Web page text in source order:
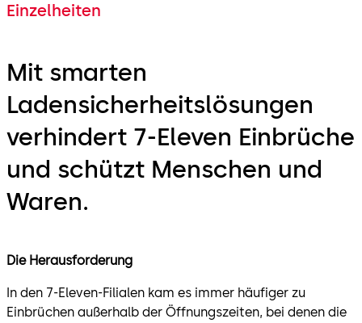
Einzelheiten
Mit smarten
Ladensicherheitslösungen
verhindert 7-Eleven Einbrüche
und schützt Menschen und
Waren.
Die Herausforderung
In den 7-Eleven-Filialen kam es immer häufiger zu
Einbrüchen außerhalb der Öffnungszeiten, bei denen die